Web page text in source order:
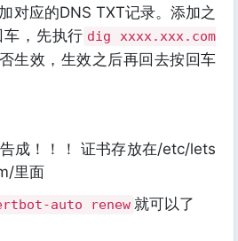
对应的DNS TXT记录。添加之
，先执行 dig xxxx.xxx.com
生效，生效之后再回去按回车
成！！！ 证书存放在/etc/lets
里面
auto renew 就可以了